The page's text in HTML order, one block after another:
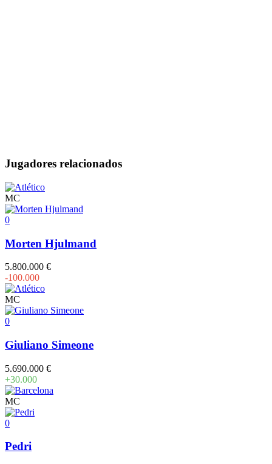
Jugadores relacionados
MC
0
Morten Hjulmand
5.800.000 €
-100.000
MC
0
Giuliano Simeone
5.690.000 €
+30.000
MC
0
Pedri